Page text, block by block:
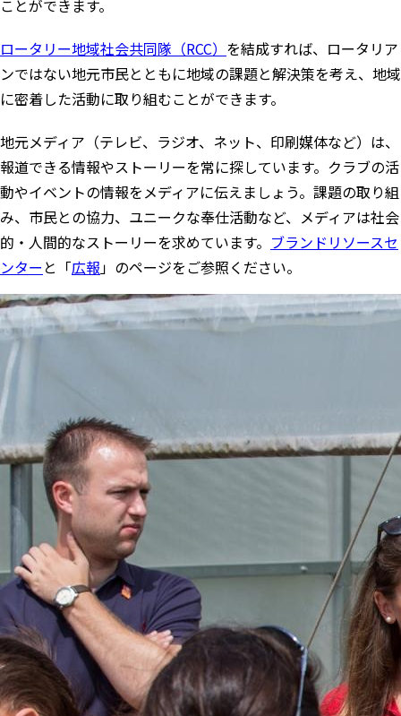
ことができます。
ロータリー地域社会共同隊（RCC） を結成すれば、ロータリア
ンではない地元市民とともに地域の課題と解決策を考え、地域
に密着した活動に取り組むことができます。
地元メディア（テレビ、ラジオ、ネット、印刷媒体など）は、
報道できる情報やストーリーを常に探しています。クラブの活
動やイベントの情報をメディアに伝えましょう。課題の取り組
み、市民との協力、ユニークな奉仕活動など、メディアは社会
的・人間的なストーリーを求めています。 ブランドリソースセ
ンター と「広報」のページをご参照ください。